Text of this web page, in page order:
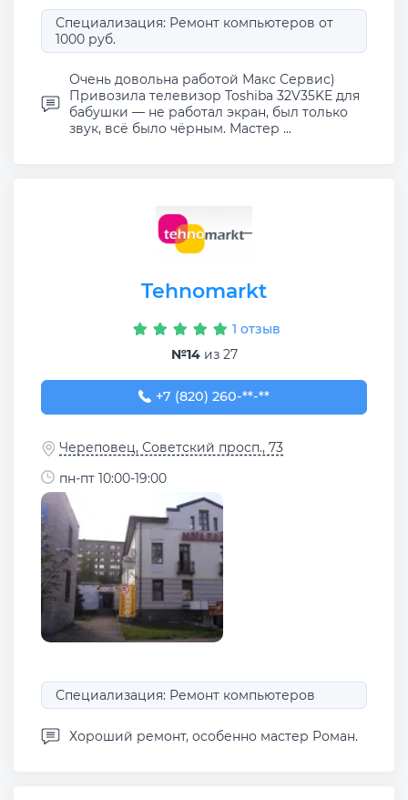
Специализация: Ремонт компьютеров от
1000 руб.
Очень довольна работой Макс Сервис)
Привозила телевизор Toshiba 32V35KE для
бабушки — не работал экран, был только
звук, всё было чёрным. Мастер ...
Tehnomarkt
1 отзыв
№14из 27
+7 (820) 260-36-10
+7 (820) 260-**-**
Череповец, Советский просп., 73
пн-пт 10:00-19:00
Специализация: Ремонт компьютеров
Хороший ремонт, особенно мастер Роман.